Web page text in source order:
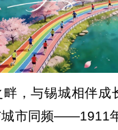
，与锡城相伴成
城市同频——1911